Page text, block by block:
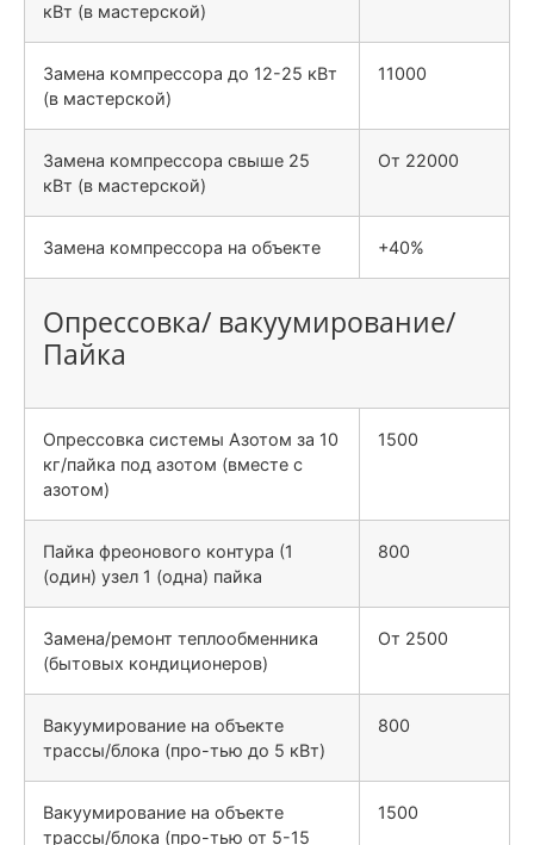
кВт (в мастерской)
Замена компрессора до 12-25 кВт
(в мастерской)
11000
Замена компрессора свыше 25
кВт (в мастерской)
От 22000
Замена компрессора на объекте +40%
Опрессовка/ вакуумирование/
Пайка
Опрессовка системы Азотом за 10
кг/пайка под азотом (вместе с
азотом)
1500
Пайка фреонового контура (1
(один) узел 1 (одна) пайка
800
Замена/ремонт теплообменника
(бытовых кондиционеров)
От 2500
Вакуумирование на объекте
трассы/блока (про-тью до 5 кВт)
800
Вакуумирование на объекте
трассы/блока (про-тью от 5-15
1500